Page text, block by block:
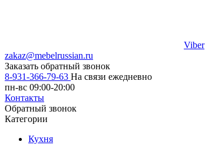
Viber
zakaz@mebelrussian.ru
Заказать обратный звонок
8-931-366-79-63 На связи ежедневно
пн-вс 09:00-20:00
Контакты
Обратный звонок
Категории
Кухня